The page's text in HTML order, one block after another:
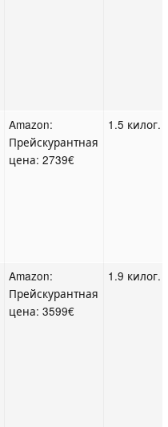
Amazon:
Прейскурантная
цена: 2739€
1.5 килог.
Amazon:
Прейскурантная
цена: 3599€
1.9 килог.